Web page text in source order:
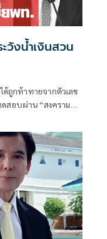
วังน้ำเงินสวน
ถูกท้าทายจากตัวเลข
ดสอบผ่าน “สงคราม